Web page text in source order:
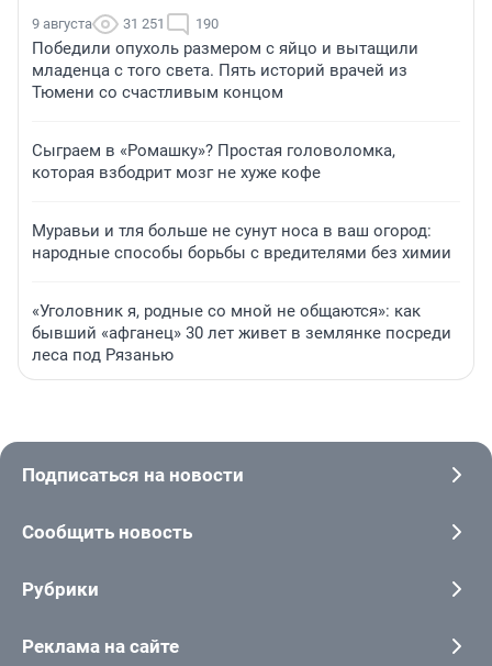
9 августа 31 251 190
Победили опухоль размером с яйцо и вытащили
младенца с того света. Пять историй врачей из
Тюмени со счастливым концом
Сыграем в «Ромашку»? Простая головоломка,
которая взбодрит мозг не хуже кофе
Муравьи и тля больше не сунут носа в ваш огород:
народные способы борьбы с вредителями без химии
«Уголовник я, родные со мной не общаются»: как
бывший «афганец» 30 лет живет в землянке посреди
леса под Рязанью
Подписаться на новости
Сообщить новость
Рубрики
Реклама на сайте